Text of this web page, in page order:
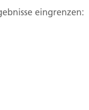
eingrenzen: